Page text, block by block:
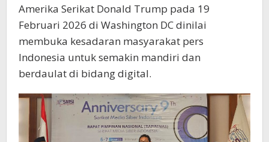
Amerika Serikat Donald Trump pada 19
Februari 2026 di Washington DC dinilai
membuka kesadaran masyarakat pers
Indonesia untuk semakin mandiri dan
berdaulat di bidang digital.